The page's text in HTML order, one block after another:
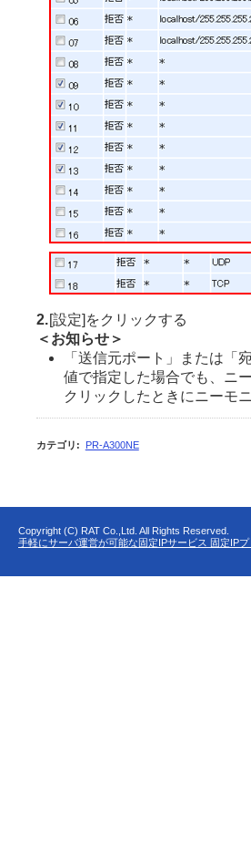
2. [設定]をクリックする
＜お知らせ＞
「送信元ポート」または「
値で指定した場合でも、ニ
クリックしたときにニーモ
カテゴリ : PR-A300NE
Copyright (C) RAT Co.,Ltd. All Rights Reserved.
手軽にサーバ運営が可能な固定IPサービス 固定IP